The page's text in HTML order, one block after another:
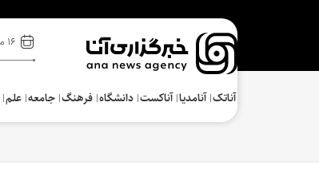
۱۶ مرداد ۱۴۰۵
آناتک آنامدیا آناکست دانشگاه فرهنگ‌ جامعه علم